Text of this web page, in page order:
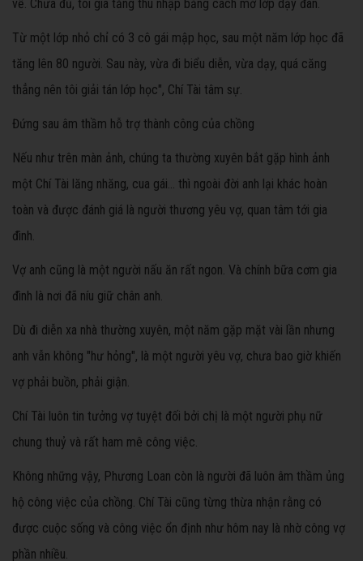
về. Chưa đủ, tôi gia tăng thu nhập bằng cách mở lớp dạy đàn.
Từ một lớp nhỏ chỉ có 3 cô gái mập học, sau một năm lớp học đã
tăng lên 80 người. Sau này, vừa đi biểu diễn, vừa dạy, quá căng
thẳng nên tôi giải tán lớp học", Chí Tài tâm sự.
Đứng sau âm thầm hỗ trợ thành công của chồng
Nếu như trên màn ảnh, chúng ta thường xuyên bắt gặp hình ảnh
một Chí Tài lăng nhăng, cua gái... thì ngoài đời anh lại khác hoàn
toàn và được đánh giá là người thương yêu vợ, quan tâm tới gia
đình.
Vợ anh cũng là một người nấu ăn rất ngon. Và chính bữa cơm gia
đình là nơi đã níu giữ chân anh.
Dù đi diễn xa nhà thường xuyên, một năm gặp mặt vài lần nhưng
anh vẫn không "hư hỏng", là một người yêu vợ, chưa bao giờ khiến
vợ phải buồn, phải giận.
Chí Tài luôn tin tưởng vợ tuyệt đối bởi chị là một người phụ nữ
chung thuỷ và rất ham mê công việc.
Không những vậy, Phương Loan còn là người đã luôn âm thầm ủng
hộ công việc của chồng. Chí Tài cũng từng thừa nhận rằng có
được cuộc sống và công việc ổn định như hôm nay là nhờ công vợ
phần nhiều.